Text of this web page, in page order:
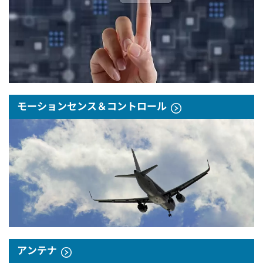
モーションセンス＆コントロール
アンテナ